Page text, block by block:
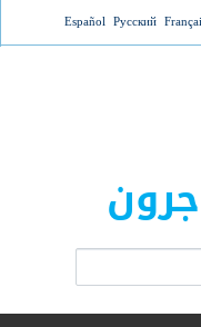
Русский
Español